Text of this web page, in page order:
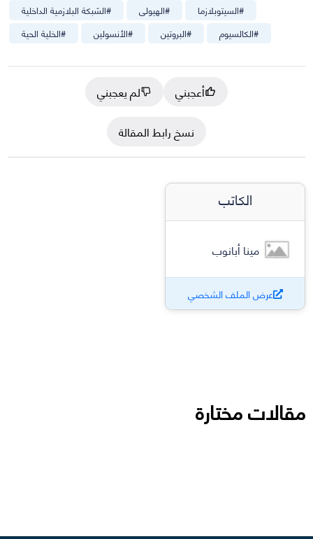
#الشبكة البلازمية الداخلية #الهيولى #السيتوبلازما
#الخلية الحية #الأنسولين #البروتين #الكالسيوم
أعجبني
لم يعجبني
نسخ رابط المقالة
الكاتب
مينا أبانوب
عرض الملف الشخصي
مقالات مختارة